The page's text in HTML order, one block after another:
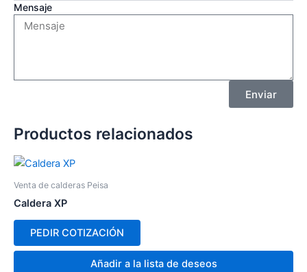
Mensaje
Enviar
Productos relacionados
Venta de calderas Peisa
Caldera XP
PEDIR COTIZACIÓN
Añadir a la lista de deseos